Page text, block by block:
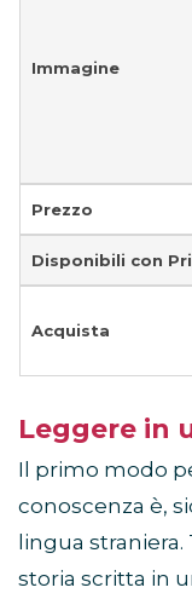
Immagine
Prezzo
Disponibili con
Acquista
Leggere in
Il primo modo
conoscenza è,
lingua
storia scritta in